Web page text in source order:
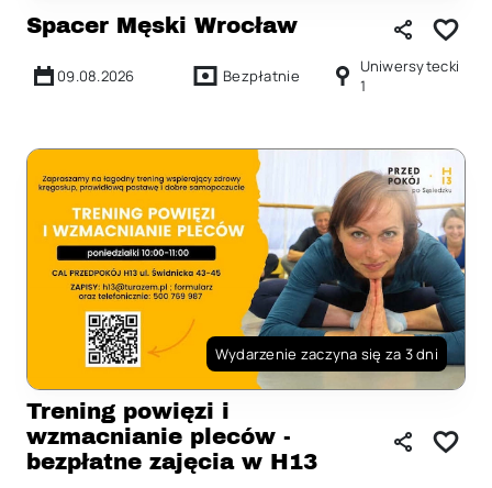
Spacer Męski Wrocław
09.08.2026 Bezpłatnie
Uniwersytecki
1
Wydarzenie zaczyna się za 3 dni
Trening powięzi i
wzmacnianie pleców -
bezpłatne zajęcia w H13